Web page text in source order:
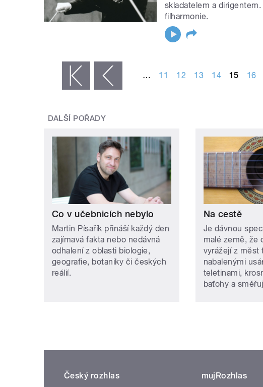
skladatelem a
filharmonie.
‹ předchozí … 11 12 13 14 15 16
DALŠÍ POŘADY
Co v učebnicích nebylo
Martin Písařík přináší každý den
zajímavá fakta nebo nedávná
odhalení z oblasti biologie,
geografie, botaniky či českých
reálií.
Na cestě
Je dávnou
malé země, že
vyrážejí z měst
nabalenými
teletinami,
baťohy a
Český rozhlas mujRozhlas